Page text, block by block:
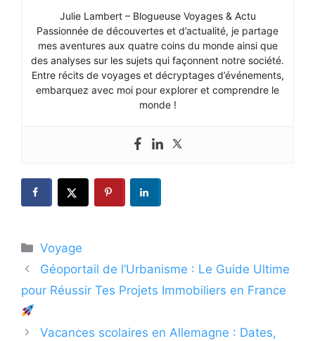
Julie Lambert – Blogueuse Voyages & Actu
Passionnée de découvertes et d’actualité, je partage
mes aventures aux quatre coins du monde ainsi que
des analyses sur les sujets qui façonnent notre société.
Entre récits de voyages et décryptages d’événements,
embarquez avec moi pour explorer et comprendre le
monde !
Catégories
Voyage
Géoportail de l’Urbanisme : Le Guide Ultime
pour Réussir Tes Projets Immobiliers en France
Vacances scolaires en Allemagne : Dates,